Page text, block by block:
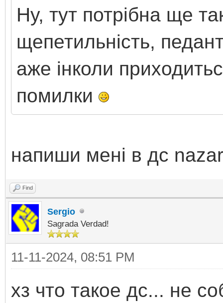
Ну, тут потрібна ще
щепетильність,
аже інколи
помилки
напиши мені в дс
Find
Sergio
Sagrada Verdad!
11-11-2024, 08:51 PM
хз что такое дс... не